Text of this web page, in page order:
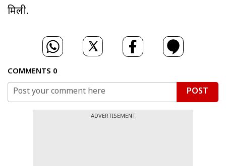
मिली.
COMMENTS 0
POST
ADVERTISEMENT